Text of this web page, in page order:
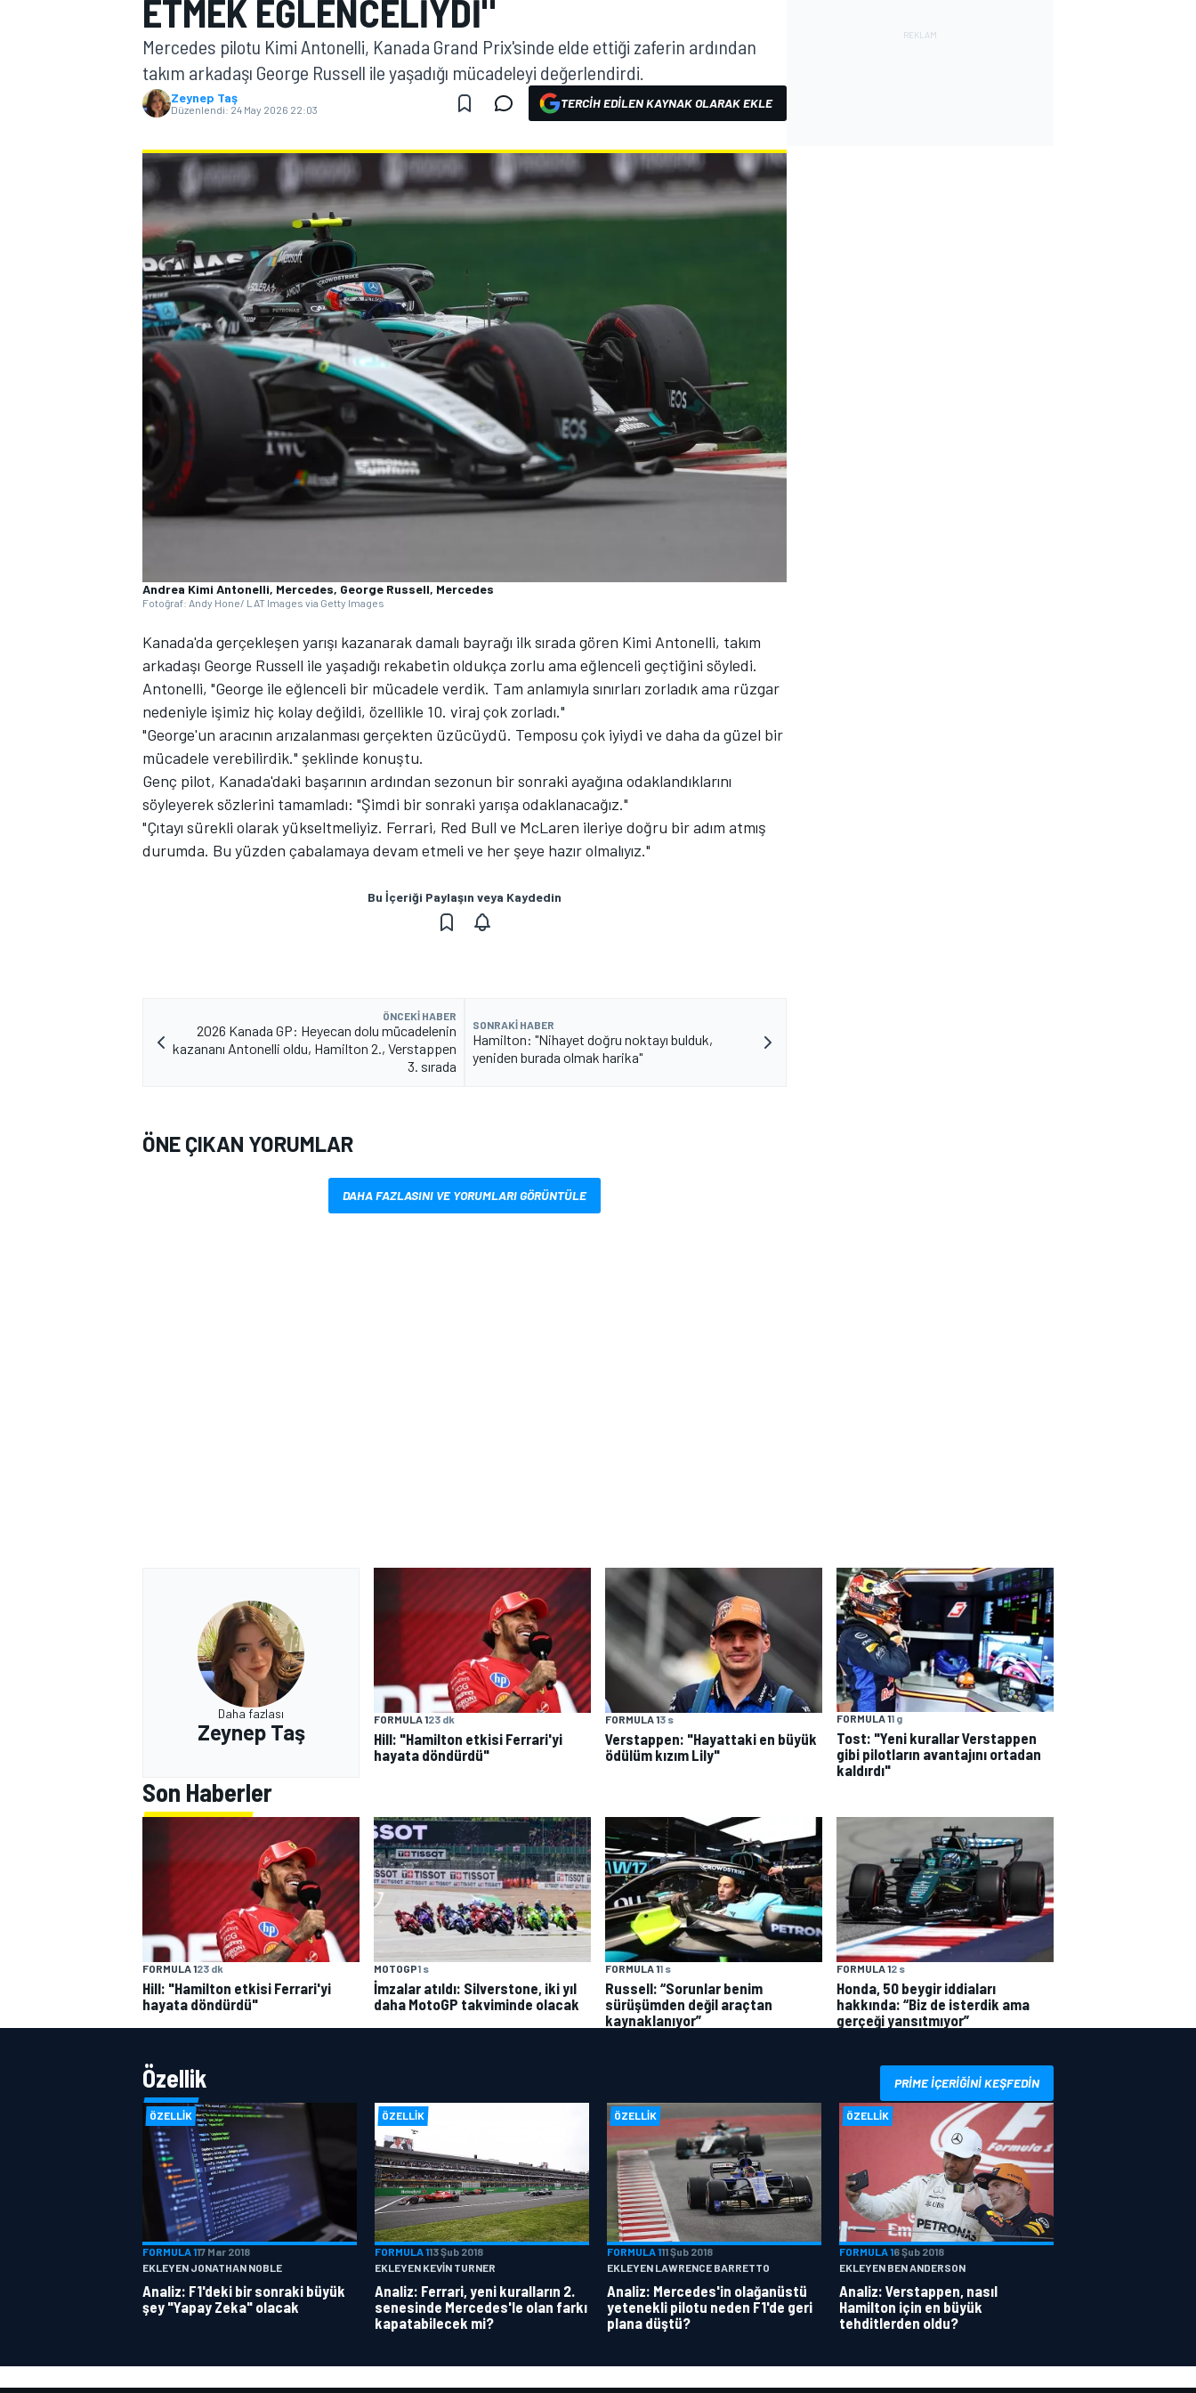
MOTOGP
WORLD SUPERBIKE
MOTOSİKLET
ETMEK EĞLENCELIYDI"
Mercedes pilotu Kimi Antonelli, Kanada Grand Prix'sinde elde ettiği zaferin ardından
takım arkadaşı George Russell ile yaşadığı mücadeleyi değerlendirdi.
Zeynep Taş
Düzenlendi: 24 May 2026 22:03 TERCIH EDILEN KAYNAK OLARAK EKLE
Andrea Kimi Antonelli, Mercedes, George Russell, Mercedes
Fotoğraf: Andy Hone/ LAT Images via Getty Images
Kanada'da gerçekleşen yarışı kazanarak damalı bayrağı ilk sırada gören Kimi Antonelli, takım
arkadaşı George Russell ile yaşadığı rekabetin oldukça zorlu ama eğlenceli geçtiğini söyledi.
Antonelli, "George ile eğlenceli bir mücadele verdik. Tam anlamıyla sınırları zorladık ama rüzgar
nedeniyle işimiz hiç kolay değildi, özellikle 10. viraj çok zorladı."
"George'un aracının arızalanması gerçekten üzücüydü. Temposu çok iyiydi ve daha da güzel bir
mücadele verebilirdik." şeklinde konuştu.
Genç pilot, Kanada'daki başarının ardından sezonun bir sonraki ayağına odaklandıklarını
söyleyerek sözlerini tamamladı: "Şimdi bir sonraki yarışa odaklanacağız."
"Çıtayı sürekli olarak yükseltmeliyiz. Ferrari, Red Bull ve McLaren ileriye doğru bir adım atmış
durumda. Bu yüzden çabalamaya devam etmeli ve her şeye hazır olmalıyız."
Bu İçeriği Paylaşın veya Kaydedin
ÖNCEKI HABER
2026 Kanada GP: Heyecan dolu mücadelenin
kazananı Antonelli oldu, Hamilton 2., Verstappen
3. sırada
SONRAKI HABER
Hamilton: "Nihayet doğru noktayı bulduk,
yeniden burada olmak harika"
ÖNE ÇIKAN YORUMLAR
DAHA FAZLASINI VE YORUMLARI GÖRÜNTÜLE
Daha fazlası
Zeynep Taş
FORMULA 123 dk
Hill: "Hamilton etkisi Ferrari'yi
hayata döndürdü"
FORMULA 13 s
Verstappen: "Hayattaki en büyük
ödülüm kızım Lily"
FORMULA 11 g
Tost: "Yeni kurallar Verstappen
gibi pilotların avantajını ortadan
kaldırdı"
Son Haberler
FORMULA 123 dk
Hill: "Hamilton etkisi Ferrari'yi
hayata döndürdü"
MOTOGP1 s
İmzalar atıldı: Silverstone, iki yıl
daha MotoGP takviminde olacak
FORMULA 11 s
Russell: “Sorunlar benim
sürüşümden değil araçtan
kaynaklanıyor”
FORMULA 12 s
Honda, 50 beygir iddiaları
hakkında: “Biz de isterdik ama
gerçeği yansıtmıyor”
Özellik PRIME IÇERIĞINI KEŞFEDIN
ÖZELLIK
FORMULA 117 Mar 2018
EKLEYEN JONATHAN NOBLE
Analiz: F1'deki bir sonraki büyük
şey "Yapay Zeka" olacak
ÖZELLIK
FORMULA 113 Şub 2018
EKLEYEN KEVIN TURNER
Analiz: Ferrari, yeni kuralların 2.
senesinde Mercedes'le olan farkı
kapatabilecek mi?
ÖZELLIK
FORMULA 111 Şub 2018
EKLEYEN LAWRENCE BARRETTO
Analiz: Mercedes'in olağanüstü
yetenekli pilotu neden F1'de geri
plana düştü?
ÖZELLIK
FORMULA 16 Şub 2018
EKLEYEN BEN ANDERSON
Analiz: Verstappen, nasıl
Hamilton için en büyük
tehditlerden oldu?